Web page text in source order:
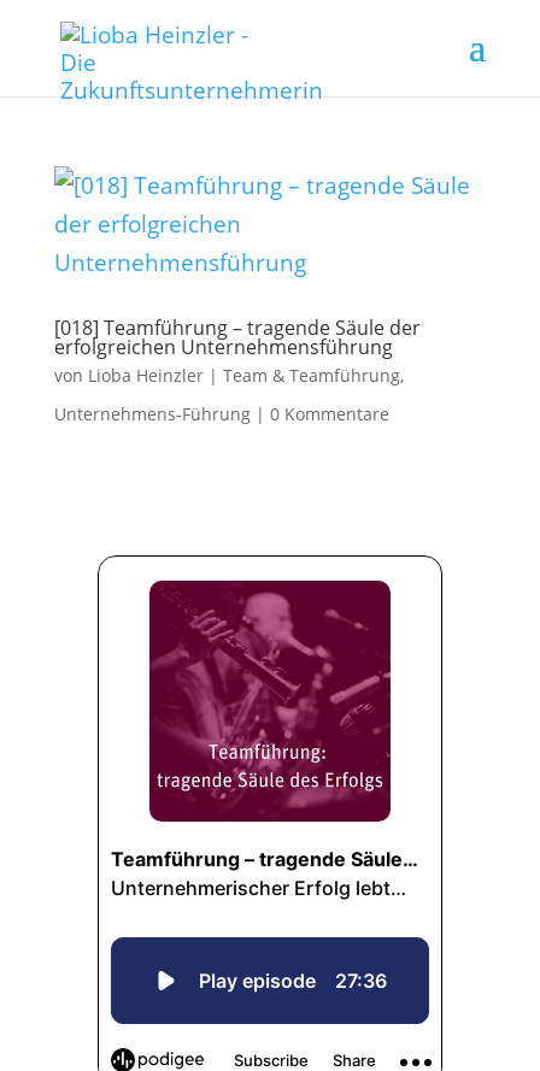
[018] Teamführung – tragende Säule der
erfolgreichen Unternehmensführung
von Lioba Heinzler| Team & Teamführung,
Unternehmens-Führung| 0 Kommentare